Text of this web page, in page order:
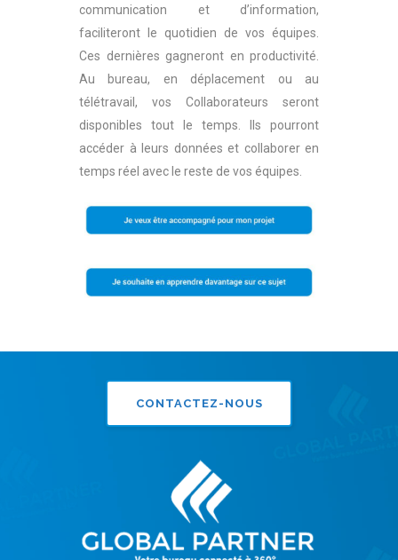
communication et d’information,
faciliteront le quotidien de vos équipes.
Ces dernières gagneront en productivité.
Au bureau, en déplacement ou au
télétravail, vos Collaborateurs seront
disponibles tout le temps. Ils pourront
accéder à leurs données et collaborer en
temps réel avec le reste de vos équipes.
CONTACTEZ-NOUS